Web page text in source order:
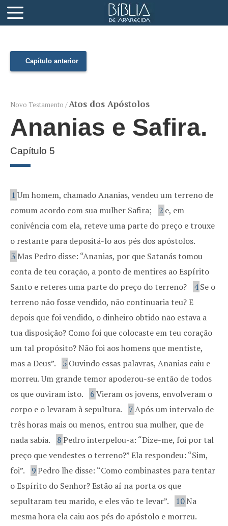
Capítulo anterior
Novo Testamento /Atos dos Apóstolos
Ananias e Safira.
Capítulo 5
1 Um homem, chamado Ananias, vendeu um terreno de
comum acordo com sua mulher Safira;
2 e, em
conivência com ela, reteve uma parte do preço e trouxe
o restante para depositá-lo aos pés dos apóstolos.
3 Mas Pedro disse: “Ananias, por que Satanás tomou
conta de teu coração, a ponto de mentires ao Espírito
Santo e reteres uma parte do preço do terreno?
4Se o
terreno não fosse vendido, não continuaria teu? E
depois que foi vendido, o dinheiro obtido não estava a
tua disposição? Como foi que colocaste em teu coração
um tal propósito? Não foi aos homens que mentiste,
mas a Deus”.
5 Ouvindo essas palavras, Ananias caiu e
morreu. Um grande temor apoderou-se então de todos
os que ouviram isto.
6Vieram os jovens, envolveram o
corpo e o levaram à sepultura.
7Após um intervalo de
três horas mais ou menos, entrou sua mulher, que de
nada sabia.
8Pedro interpelou-a: “Dize-me, foi por tal
preço que vendestes o terreno?” Ela respondeu: “Sim,
foi”.
9Pedro lhe disse: “Como combinastes para tentar
o Espírito do Senhor? Estão aí na porta os que
sepultaram teu marido, e eles vão te levar”.
10Na
mesma hora ela caiu aos pés do apóstolo e morreu.